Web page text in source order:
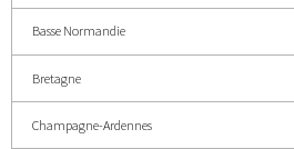
Basse Normandie
Bretagne
Champagne-Ardennes